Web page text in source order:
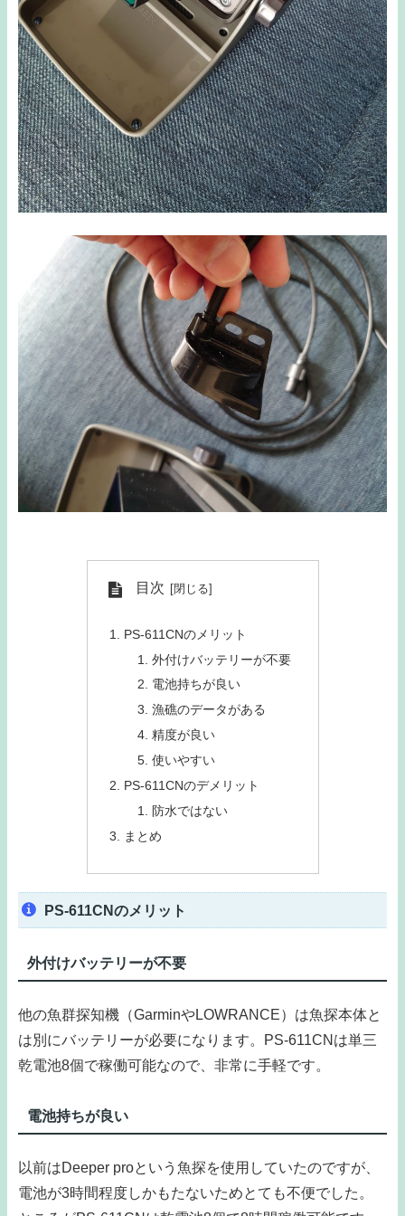
目次
PS-611CNのメリット
外付けバッテリーが不要
電池持ちが良い
漁礁のデータがある
精度が良い
使いやすい
PS-611CNのデメリット
防水ではない
まとめ
PS-611CNのメリット
外付けバッテリーが不要
他の魚群探知機（GarminやLOWRANCE）は魚探本体と
は別にバッテリーが必要になります。PS-611CNは単三
乾電池8個で稼働可能なので、非常に手軽です。
電池持ちが良い
以前はDeeper proという魚探を使用していたのですが、
電池が3時間程度しかもたないためとても不便でした。